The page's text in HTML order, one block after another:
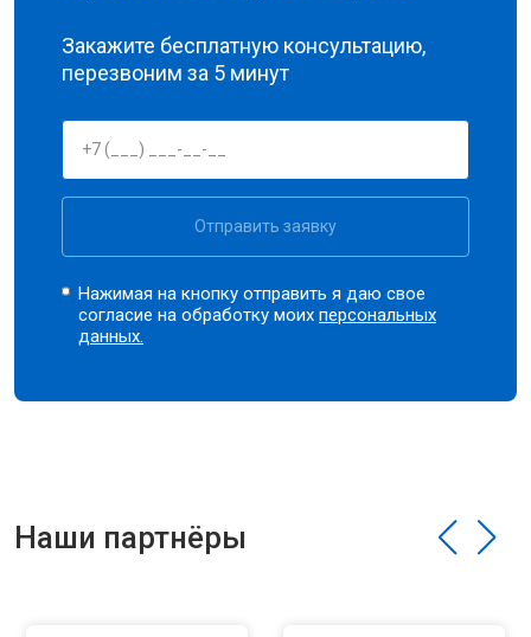
Закажите бесплатную консультацию,
перезвоним за 5 минут
Отправить заявку
Нажимая на кнопку отправить я даю свое
согласие на обработку моихперсональных
данных.
Наши партнёры